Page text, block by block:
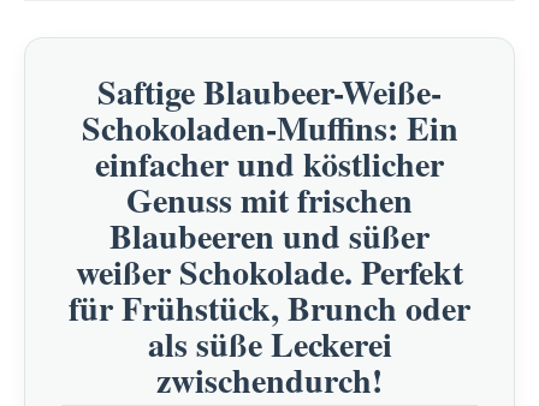
Saftige Blaubeer-Weiße-
Schokoladen-Muffins: Ein
einfacher und köstlicher
Genuss mit frischen
Blaubeeren und süßer
weißer Schokolade. Perfekt
für Frühstück, Brunch oder
als süße Leckerei
zwischendurch!